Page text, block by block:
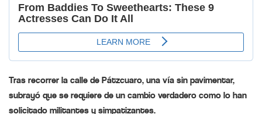
Tras recorrer la calle de Pátzcuaro, una vía sin pavimentar,
subrayó que se requiere de un cambio verdadero como lo han
solicitado militantes y simpatizantes.